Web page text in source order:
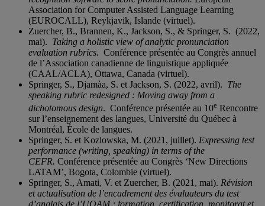
Association for Computer Assisted Language Learning
(EUROCALL), Reykjavik, Islande (virtuel).
Zuercher, B., Brannen, K., Jackson, S., & Springer, S. (2022,
mai). Taking a holistic view of analytic pronunciation
evaluation rubrics. Conférence présentée au Congrès annuel
de l’Association canadienne de linguistique appliquée
(CAAL/ACLA), Ottawa, Canada (virtuel).
Springer, S., Djamàa, S. et Jackson, S. (2022, avril). The
speaking rubric redesigned : Moving away from a
dichotomous design. Conférence présentée au 10e Rencontre
sur l’enseignement des langues, Université du Québec à
Montréal, École de langues.
Springer, S. et Kozlowska, M. (2021, juillet). Expressing test
performance (writing, speaking) in terms of the
CEFR. Conférence présentée au Congrès ‘New Directions
LATAM’, Bogota, Colombie (virtuel).
Springer, S., Amati, V. et Zuercher, B. (2021, mai). Révision
et actualisation de l’encadrement des évaluateurs du test